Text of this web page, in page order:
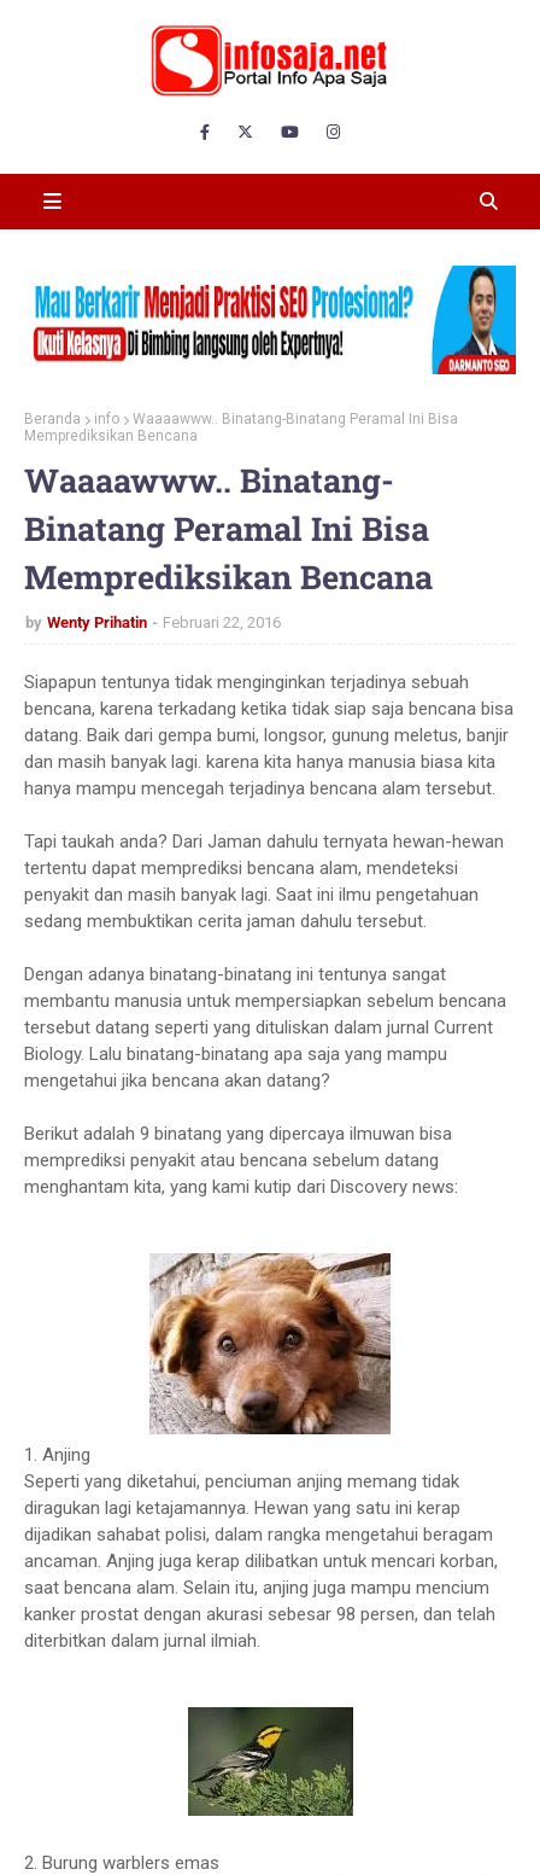
Beranda info
Waaaawww.. Binatang-Binatang Peramal Ini Bisa
Memprediksikan Bencana
Waaaawww.. Binatang-
Binatang Peramal Ini Bisa
Memprediksikan Bencana
by Wenty Prihatin Februari 22, 2016
Siapapun tentunya tidak menginginkan terjadinya sebuah
bencana, karena terkadang ketika tidak siap saja bencana bisa
datang. Baik dari gempa bumi, longsor, gunung meletus, banjir
dan masih banyak lagi. karena kita hanya manusia biasa kita
hanya mampu mencegah terjadinya bencana alam tersebut.
Tapi taukah anda? Dari Jaman dahulu ternyata hewan-hewan
tertentu dapat memprediksi bencana alam, mendeteksi
penyakit dan masih banyak lagi. Saat ini ilmu pengetahuan
sedang membuktikan cerita jaman dahulu tersebut.
Dengan adanya binatang-binatang ini tentunya sangat
membantu manusia untuk mempersiapkan sebelum bencana
tersebut datang seperti yang dituliskan dalam jurnal Current
Biology. Lalu binatang-binatang apa saja yang mampu
mengetahui jika bencana akan datang?
Berikut adalah 9 binatang yang dipercaya ilmuwan bisa
memprediksi penyakit atau bencana sebelum datang
menghantam kita, yang kami kutip dari Discovery news:
1. Anjing
Seperti yang diketahui, penciuman anjing memang tidak
diragukan lagi ketajamannya. Hewan yang satu ini kerap
dijadikan sahabat polisi, dalam rangka mengetahui beragam
ancaman. Anjing juga kerap dilibatkan untuk mencari korban,
saat bencana alam. Selain itu, anjing juga mampu mencium
kanker prostat dengan akurasi sebesar 98 persen, dan telah
diterbitkan dalam jurnal ilmiah.
2. Burung warblers emas